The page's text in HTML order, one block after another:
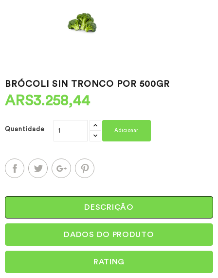
BRÓCOLI SIN TRONCO POR 500GR
ARS3.258,44
Quantidade Adicionar
DESCRIÇÃO
DADOS DO PRODUTO
RATING